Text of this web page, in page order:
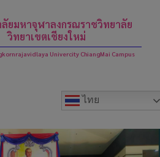
ยมหาจุฬาลงกรณราชวิทยาลัย
วิทยาเขตเชียงใหม่
Univercity ChiangMai Campus
ไทย